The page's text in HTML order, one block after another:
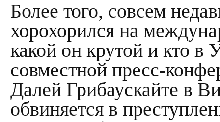
Более того, совсем
хорохорился на
какой он крутой и кто в
совместной пресс-
Далей Грибаускайте в
обвиняется в